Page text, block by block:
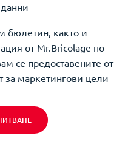
бюлетин, както и
от Mr.Bricolage по
се предоставените от
за маркетингови цели